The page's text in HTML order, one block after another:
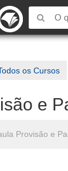
os Cursos
e
Provisão e